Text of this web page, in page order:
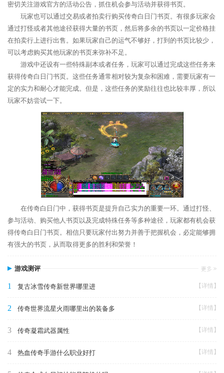
密切关注游戏官方的活动公告，抓住机会参与活动并获得书页。
玩家也可以通过交易或者拍卖行购买传奇白日门书页。有很多玩家会
通过打怪或者其他途径获得大量的书页，然后将多余的书页以一定价格挂
在拍卖行上进行出售。如果玩家自己的运气不够好，打到的书页比较少，
可以考虑购买其他玩家的书页来弥补不足。
游戏中还设有一些特殊副本或者任务，玩家可以通过完成这些任务来
获得传奇白日门书页。这些任务通常相对较为复杂和困难，需要玩家有一
定的实力和耐心才能完成。但是，这些任务的奖励往往也比较丰厚，所以
玩家不妨尝试一下。
在传奇白日门中，获得书页是提升自己实力的重要一环。通过打怪、
参与活动、购买他人书页以及完成特殊任务等多种途径，玩家都有机会获
得传奇白日门书页。相信只要玩家付出努力并善于把握机会，必定能够拥
有强大的书页，从而取得更多的胜利和荣誉！
游戏测评
1 复古冰雪传奇新世界哪里进 【详情】
2 传奇世界流星火雨哪里出的装备多 【详情】
3 传奇凝霜武器属性 【详情】
4 热血传奇手游什么职业好打 【详情】